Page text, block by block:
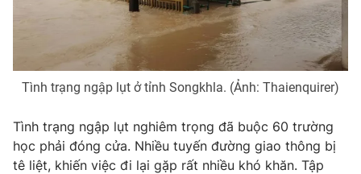
Emagazine Podcast
Video Shorts video
Tình trạng ngập lụt ở tỉnh Songkhla. (Ảnh: Thaienquirer)
Tình trạng ngập lụt nghiêm trọng đã buộc 60 trường
học phải đóng cửa. Nhiều tuyến đường giao thông bị
tê liệt, khiến việc đi lại gặp rất nhiều khó khăn. Tập